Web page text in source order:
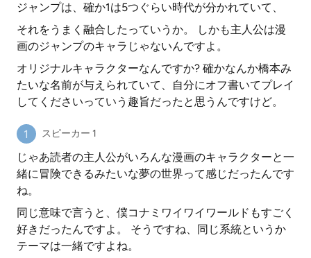
ジャンプは、確か1は5つぐらい時代が分かれていて、
それをうまく融合したっていうか。 しかも主人公は漫
画のジャンプのキャラじゃないんですよ。
オリジナルキャラクターなんですか? 確かなんか橋本み
たいな名前が与えられていて、自分にオフ書いてプレイ
してくださいっていう趣旨だったと思うんですけど。
スピーカー 1
じゃあ読者の主人公がいろんな漫画のキャラクターと一
緒に冒険できるみたいな夢の世界って感じだったんです
ね。
同じ意味で言うと、僕コナミワイワイワールドもすごく
好きだったんですよ。 そうですね、同じ系統というか
テーマは一緒ですよね。